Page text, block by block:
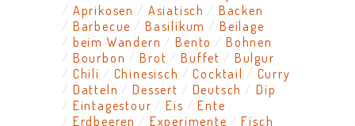
Aprikosen
Asiatisch
Backen
Barbecue
Basilikum
Beilage
beim Wandern
Bento
Bohnen
Bourbon
Brot Buffet
Bulgur
Chili
Chinesisch Cocktail
Curry
Datteln
Dessert Deutsch
Dip
Eintagestour
Eis
Ente
Erdbeeren
Experimente
Fisch